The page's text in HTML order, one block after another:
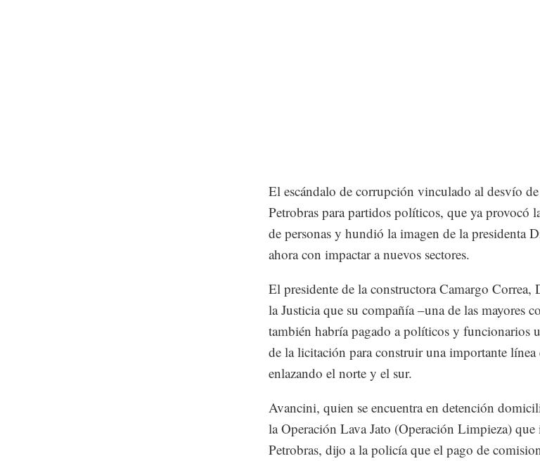
El escándalo de corrupción vinculado al desvío
Petrobras para partidos políticos, que ya provocó
de personas y hundió la imagen de la presidenta
ahora con impactar a nuevos sectores.
El presidente de la constructora Camargo
la Justicia que su compañía –una de las mayores
también habría pagado a políticos y funcionarios
de la licitación para construir una importante línea
enlazando el norte y el sur.
Avancini, quien se encuentra en detención
la Operación Lava Jato (Operación Limpieza)
Petrobras, dijo a la policía que el pago de